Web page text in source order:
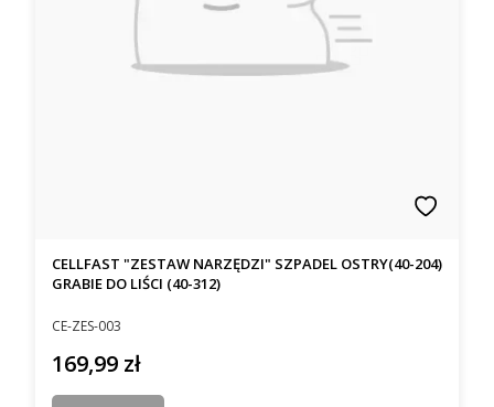
Kod producenta
CE-ZES-003
CELLFAST "ZESTAW NARZĘDZI" SZPADEL OSTRY(40-204)
GRABIE DO LIŚCI (40-312)
Cena
169,99 zł